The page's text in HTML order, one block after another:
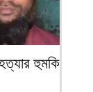
হুমকি